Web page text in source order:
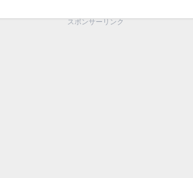
スポンサーリンク